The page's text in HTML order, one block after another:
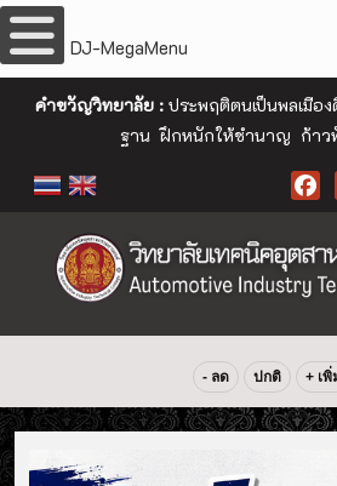
DJ-MegaMenu
คำขวัญวิทยาลัย : ประพฤติตนเป็นพลเมือ
ฐาน ฝึกหนักให้ชำนาญ ก้าวทั
- ลด ปกติ + เพิ่